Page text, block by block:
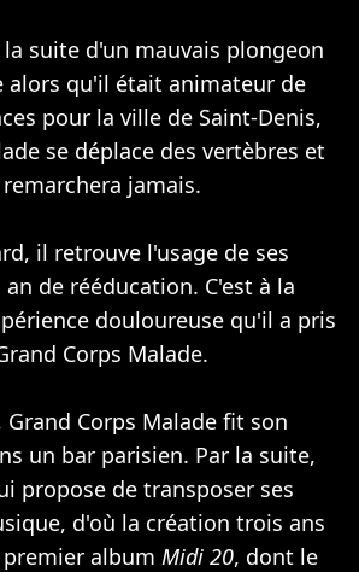
suite d'un mauvais plongeon
alors qu'il était animateur de
pour la ville de Saint-Denis,
se déplace des vertèbres et
jamais.
il retrouve l'usage de ses
de rééducation. C'est à la
douloureuse qu'il a pris
Corps Malade.
Grand Corps Malade fit son
un bar parisien. Par la suite,
propose de transposer ses
d'où la création trois ans
album Midi 20, dont le